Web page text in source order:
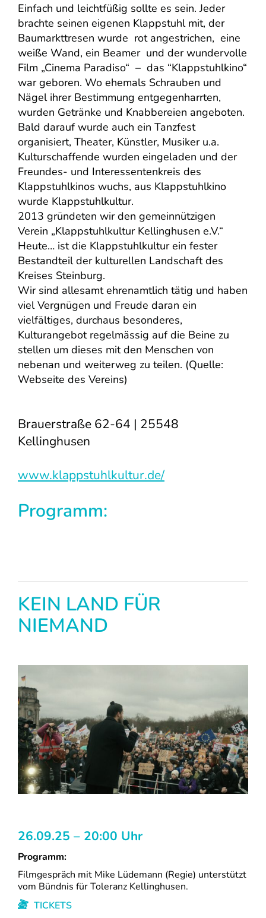
Einfach und leichtfüßig sollte es sein. Jeder
brachte seinen eigenen Klappstuhl mit, der
Baumarkttresen wurde rot angestrichen, eine
weiße Wand, ein Beamer und der wundervolle
Film „Cinema Paradiso“ – das “Klappstuhlkino“
war geboren. Wo ehemals Schrauben und
Nägel ihrer Bestimmung entgegenharrten,
wurden Getränke und Knabbereien angeboten.
Bald darauf wurde auch ein Tanzfest
organisiert, Theater, Künstler, Musiker u.a.
Kulturschaffende wurden eingeladen und der
Freundes- und Interessentenkreis des
Klappstuhlkinos wuchs, aus Klappstuhlkino
wurde Klappstuhlkultur.
2013 gründeten wir den gemeinnützigen
Verein „Klappstuhlkultur Kellinghusen e.V.“
Heute… ist die Klappstuhlkultur ein fester
Bestandteil der kulturellen Landschaft des
Kreises Steinburg.
Wir sind allesamt ehrenamtlich tätig und haben
viel Vergnügen und Freude daran ein
vielfältiges, durchaus besonderes,
Kulturangebot regelmässig auf die Beine zu
stellen um dieses mit den Menschen von
nebenan und weiterweg zu teilen. (Quelle:
Webseite des Vereins)
Brauerstraße 62-64 | 25548
Kellinghusen
www.klappstuhlkultur.de/
Programm:
KEIN LAND FÜR
NIEMAND
26.09.25 – 20:00 Uhr
Programm:
Filmgespräch mit Mike Lüdemann (Regie) unterstützt
vom Bündnis für Toleranz Kellinghusen.
TICKETS